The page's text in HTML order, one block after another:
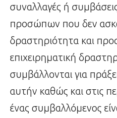
συναλλαγές ή
προσώπων που δεν
δραστηριότητα και
επιχειρηματική
συμβάλλονται για
αυτήν καθώς και στις
ένας συμβαλλόμενος